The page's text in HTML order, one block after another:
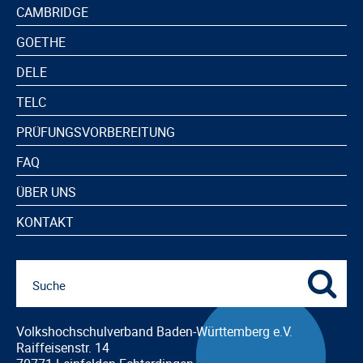
CAMBRIDGE
GOETHE
DELE
TELC
PRÜFUNGSVORBEREITUNG
FAQ
ÜBER UNS
KONTAKT
Volkshochschulverband Baden-Württemberg e.V.
Raiffeisenstr. 14